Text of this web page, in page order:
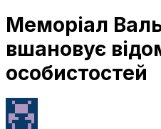
Меморіал
вшановує
особистостей